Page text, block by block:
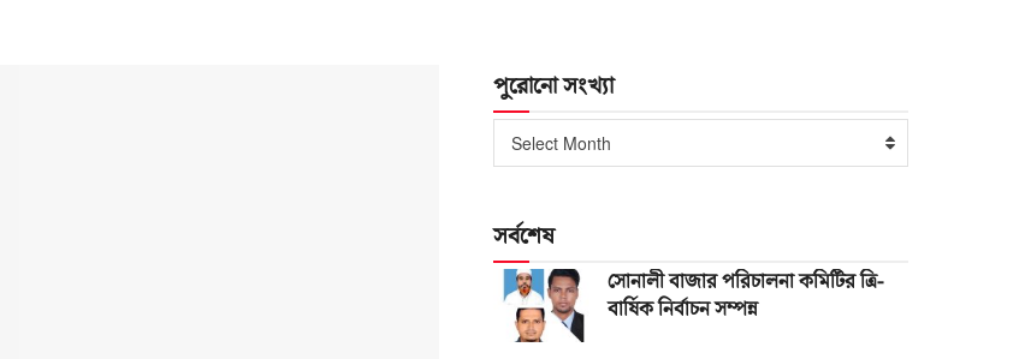
পুরোনো সংখ্যা
পুরোনো
সংখ্যা
Select Month
সর্বশেষ
সোনালী বাজার পরিচালনা কমিটির ত্রি-
বার্ষিক নির্বাচন সম্পন্ন